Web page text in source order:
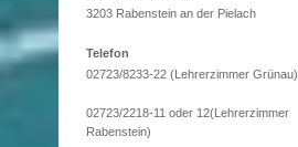
3203 Rabenstein an der Pielach
Telefon
02723/8233-22 (Lehrerzimmer Grünau)
02723/2218-11 oder 12(Lehrerzimmer
Rabenstein)